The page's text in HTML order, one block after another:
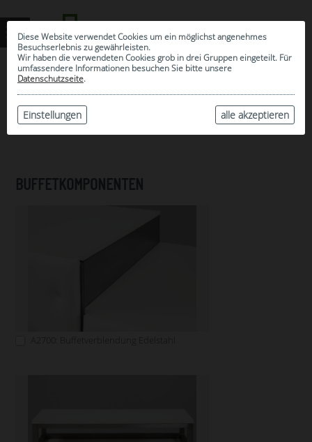
Diese Website verwendet Cookies um ein möglichst angenehmes
Besuchserlebnis zu gewährleisten.
Wir haben die verwendeten Cookies grob in drei Gruppen eingeteilt. Für
umfassendere Informationen besuchen Sie bitte unsere
Datenschutzseite.
alle akzeptieren
Einstellungen
ARCHIV
BUFFETKOMPONENTEN